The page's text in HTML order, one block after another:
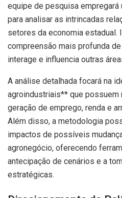
equipe de pesquisa
para analisar as intrincadas
setores da economia estadual.
compreensão mais profunda
interage e influencia outras
A análise detalhada focará na
agroindustriais** que possuem
geração de emprego, renda e
Além disso, a metodologia
impactos de possíveis
agronegócio, oferecendo
antecipação de cenários e a
estratégicas.